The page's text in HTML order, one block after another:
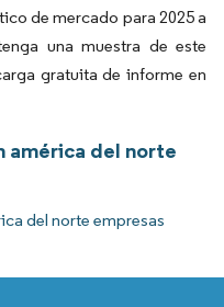
de mercado para 2025 a
una muestra de este
gratuita de informe en
américa del norte
del norte empresas